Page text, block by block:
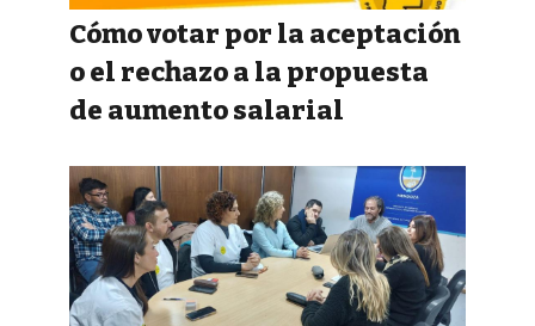
Cómo votar por la aceptación
o el rechazo a la propuesta
de aumento salarial